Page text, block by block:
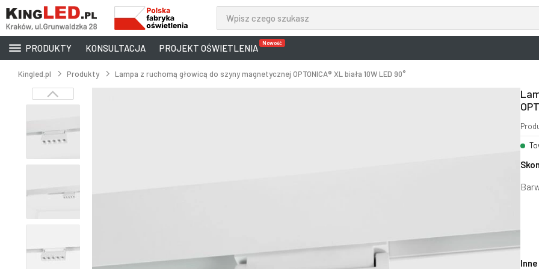
PRODUKTY KONSULTACJA PROJEKT OŚWIETLENIA Nowość
Kingled.pl Produkty Lampa z ruchomą głowicą do szyny magnetycznej OPTONICA® XL biała 10W LED 90°